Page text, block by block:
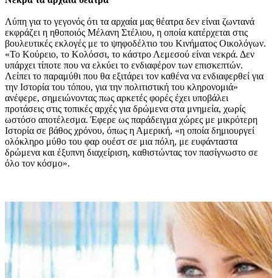
Λύπη για το γεγονός ότι τα αρχαία μας θέατρα δεν είναι ζωντανά
εκφράζει η ηθοποιός Μέλανη Στέλιου, η οποία κατέρχεται στις
βουλευτικές εκλογές με το ψηφοδέλτιο του Κινήματος Οικολόγων.
«Το Κούρειο, το Κολόσσι, το κάστρο Λεμεσού είναι νεκρά. Δεν
υπάρχει τίποτε που να ελκύει το ενδιαφέρον των επισκεπτών.
Λείπει το παραμύθι που θα εξιτάρει τον καθένα να ενδιαφερθεί για
την Ιστορία του τόπου, για την πολιτιστική του κληρονομιά»
ανέφερε, σημειώνοντας πως αρκετές φορές έχει υποβάλει
προτάσεις στις τοπικές αρχές για δρώμενα στα μνημεία, χωρίς
ωστόσο αποτέλεσμα. Έφερε ως παράδειγμα χώρες με μικρότερη
Ιστορία σε βάθος χρόνου, όπως η Αμερική, «η οποία δημιουργεί
ολόκληρο μύθο του φαρ ουέστ σε μια πόλη, με ευφάνταστα
δρώμενα και έξυπνη διαχείριση, καθιστώντας τον πασίγνωστο σε
όλο τον κόσμο».